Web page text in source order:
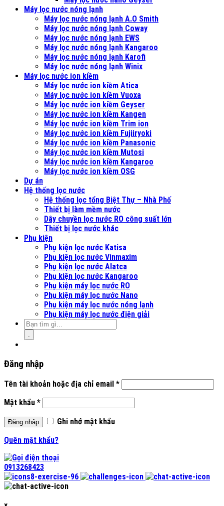
Máy lọc nước nóng lạnh
Máy lọc nước nóng lạnh A.O Smith
Máy lọc nước nóng lạnh Coway
Máy lọc nước nóng lạnh EWS
Máy lọc nước nóng lạnh Kangaroo
Máy lọc nước nóng lạnh Karofi
Máy lọc nước nóng lạnh Winix
Máy lọc nước ion kiềm
Máy lọc nước ion kiềm Atica
Máy lọc nước ion kiềm Vuoxa
Máy lọc nước ion kiềm Geyser
Máy lọc nước ion kiềm Kangen
Máy lọc nước ion kiềm Trim ion
Máy lọc nước ion kiềm Fujiiryoki
Máy lọc nước ion kiềm Panasonic
Máy lọc nước ion kiềm Mutosi
Máy lọc nước ion kiềm Kangaroo
Máy lọc nước ion kiềm OSG
Dự án
Hệ thống lọc nước
Hệ thống lọc tổng Biệt Thự – Nhà Phố
Thiết bị làm mềm nước
Dây chuyền lọc nước RO công suất lớn
Thiết bị lọc nước khác
Phụ kiện
Phụ kiện lọc nước Katisa
Phụ kiện lọc nước Vinmaxim
Phụ kiện lọc nước Alatca
Phụ kiện lọc nước Kangaroo
Phụ kiện máy lọc nước RO
Phụ kiện máy lọc nước Nano
Phụ kiện máy lọc nước nóng lạnh
Phụ kiện máy lọc nước điện giải
Đăng nhập
Tên tài khoản hoặc địa chỉ email *
Mật khẩu *
Đăng nhập
Ghi nhớ mật khẩu
Quên mật khẩu?
0913268423